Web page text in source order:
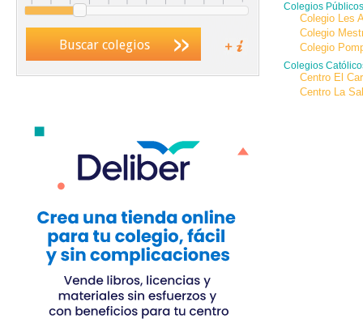
Buscar colegios
Colegios
Colegio Les
Colegio
Colegio
Colegios
Centro El
Centro La